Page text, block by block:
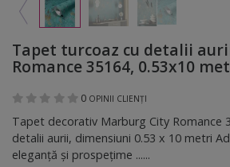
Tapet turcoaz cu detalii
Romance 35164, 0.53x10
0 OPINII CLIENȚI
Tapet decorativ Marburg City Romance
detalii aurii, dimensiuni 0.53 x 10 metri
eleganță și prospețime ......